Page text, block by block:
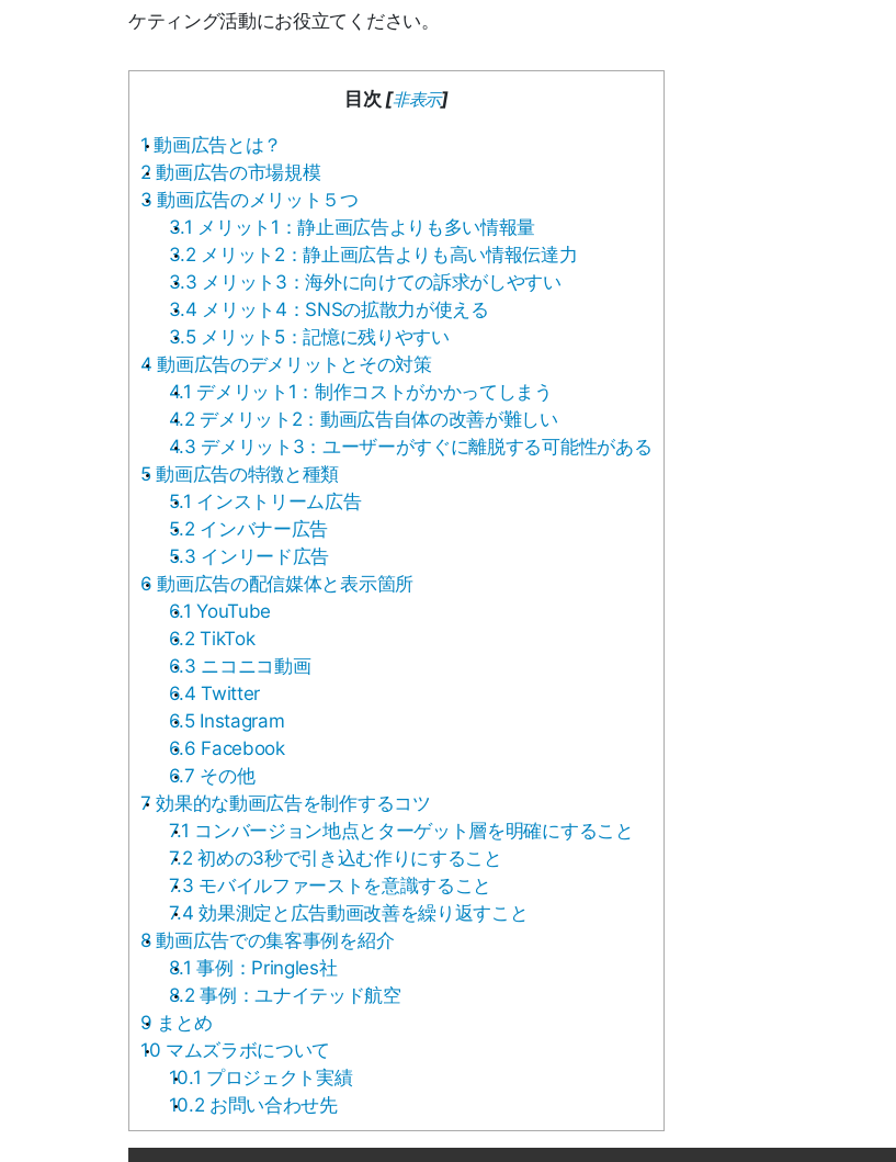
ケティング活動にお役立てください。
目次 [非表示]
1動画広告とは？
2 動画広告の市場規模
3 動画広告のメリット５つ
3.1 メリット1：静止画広告よりも多い情報量
3.2 メリット2：静止画広告よりも高い情報伝達力
3.3 メリット3：海外に向けての訴求がしやすい
3.4 メリット4：SNSの拡散力が使える
3.5メリット5：記憶に残りやすい
4 動画広告のデメリットとその対策
4.1 デメリット1：制作コストがかかってしまう
4.2 デメリット2：動画広告自体の改善が難しい
4.3 デメリット3：ユーザーがすぐに離脱する可能性がある
5動画広告の特徴と種類
5.1 インストリーム広告
5.2 インバナー広告
5.3 インリード広告
6 動画広告の配信媒体と表示箇所
6.1 YouTube
6.2 TikTok
6.3 ニコニコ動画
6.4 Twitter
6.5Instagram
6.6 Facebook
6.7 その他
7 効果的な動画広告を制作するコツ
7.1 コンバージョン地点とターゲット層を明確にすること
7.2 初めの3秒で引き込む作りにすること
7.3 モバイルファーストを意識すること
7.4 効果測定と広告動画改善を繰り返すこと
8動画広告での集客事例を紹介
8.1 事例：Pringles社
8.2 事例：ユナイテッド航空
9 まとめ
10 マムズラボについて
10.1 プロジェクト実績
10.2 お問い合わせ先